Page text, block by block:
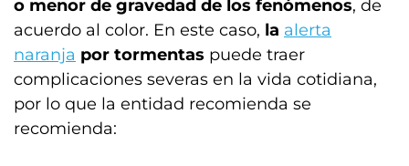
o menor de gravedad de los fenómenos, de
acuerdo al color. En este caso, la alerta
naranja por tormentas puede traer
complicaciones severas en la vida cotidiana,
por lo que la entidad recomienda se
recomienda: